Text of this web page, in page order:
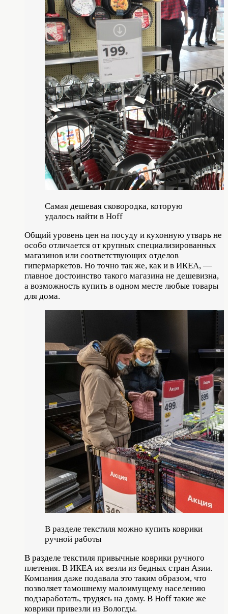
Самая дешевая сковородка, которую
удалось найти в Hoff
Общий уровень цен на посуду и кухонную утварь не
особо отличается от крупных специализированных
магазинов или соответствующих отделов
гипермаркетов. Но точно так же, как и в ИКЕА, —
главное достоинство такого магазина не дешевизна,
а возможность купить в одном месте любые товары
для дома.
В разделе текстиля можно купить коврики
ручной работы
В разделе текстиля привычные коврики ручного
плетения. В ИКЕА их везли из бедных стран Азии.
Компания даже подавала это таким образом, что
позволяет тамошнему малоимущему населению
подзаработать, трудясь на дому. В Hoff такие же
коврики привезли из Вологды.